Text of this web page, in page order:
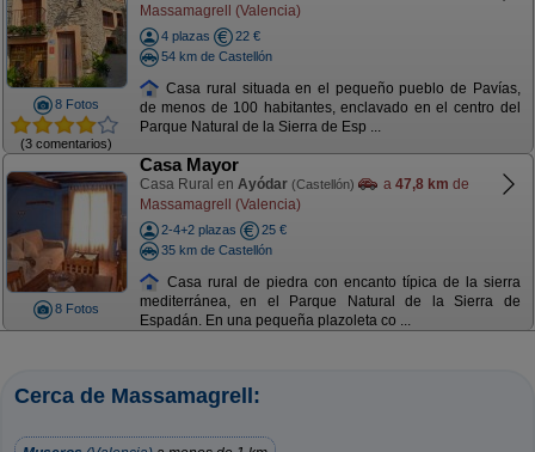
8 Fotos
(3 comentarios)
Massamagrell (Valencia)
4 plazas
22 €
54 km de Castellón
Casa rural situada en el pequeño pueblo de Pavías,
de menos de 100 habitantes, enclavado en el centro del
Parque Natural de la Sierra de Esp ...
8 Fotos
Casa Mayor
Casa Rural en Ayódar (Castellón) a 47,8 km de
Massamagrell (Valencia)
2-4+2 plazas
25 €
35 km de Castellón
Casa rural de piedra con encanto típica de la sierra
mediterránea, en el Parque Natural de la Sierra de
Espadán. En una pequeña plazoleta co ...
Cerca de Massamagrell: